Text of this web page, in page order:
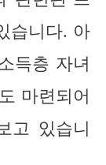
습니다. 아
득층 자녀
마련되어
고 있습니